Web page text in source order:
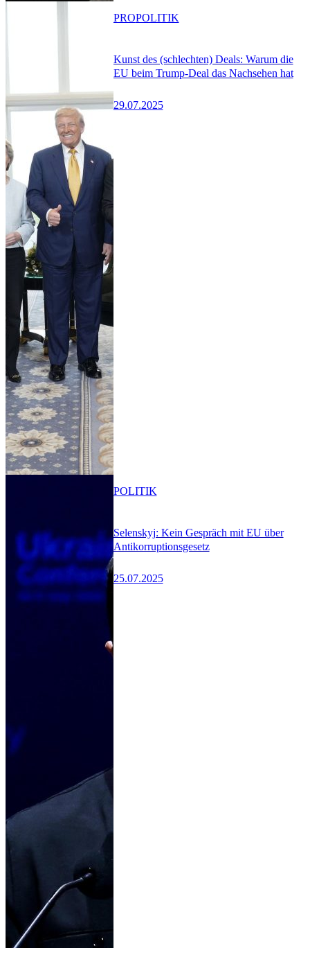
Kunst des (schlechten) Deals: Warum die
EU beim Trump-Deal das Nachsehen hat
29.07.2025
PROPOLITIK
Selenskyj: Kein Gespräch mit EU über
Antikorruptionsgesetz
25.07.2025
POLITIK